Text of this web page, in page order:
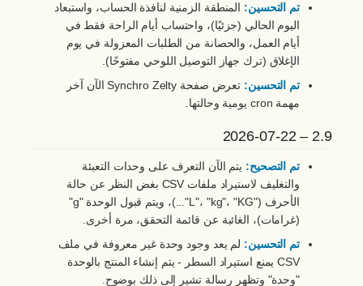
تم التحسين: المنطقة الزمنية لنافذة الحساب، واستبعاد
اليوم الحالي (جزئيًا)، واحتساب أيام الراحة فقط في
أيام العمل، والحصانة من الطلبات المعزولة في يوم
الإغلاق (ترك جهاز التوصيل اللوحي مفتوحًا).
تم التحسين:
تعرض صفحة Synchro Zelty الآن آخر
مهمة cron يومية وحالتها.
2.9 – 2026-07-22
تم التصحيح: يتم الآن التعرف على وحدات التعبئة
والتغليف لاستيراد ملفات CSV بغض النظر عن حالة
الأحرف ("L"، "kg"، "KG"...)، ويتم قبول الوحدة "g"
(غرامات)، الغائبة عن قائمة التحقق، مرة أخرى.
تم التحسين: لم يعد وجود وحدة غير معروفة في ملف
CSV يمنع استيراد السطر - يتم إنشاء المنتج بالوحدة
"وحدة" وتظهر رسالة تشير إلى ذلك بوضوح.